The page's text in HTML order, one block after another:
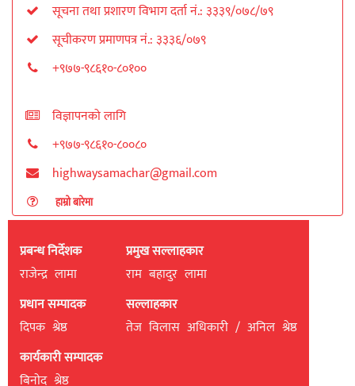
सूचना तथा प्रशारण विभाग दर्ता नं.: ३३३९/०७८/७९
सूचीकरण प्रमाणपत्र नं.: ३३३६/०७९
+९७७-९८६१०-८०१००
विज्ञापनको लागि
+९७७-९८६१०-८००८०
highwaysamachar@gmail.com
हाम्रो बारेमा
प्रबन्ध निर्देशक
राजेन्द्र लामा
प्रधान सम्पादक
दिपक श्रेष्ठ
कार्यकारी सम्पादक
बिनाेद श्रेष्ठ
प्रमुख सल्लाहकार
राम बहादुर लामा
सल्लाहकार
तेज विलास अधिकारी / अनिल श्रेष्ठ